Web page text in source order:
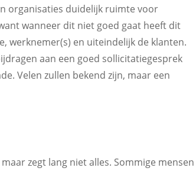
organisaties duidelijk ruimte voor
wanneer dit niet goed gaat heeft dit
werknemer(s) en uiteindelijk de klanten.
aan een goed sollicitatiegesprek
Velen zullen bekend zijn, maar een
zegt lang niet alles. Sommige mensen